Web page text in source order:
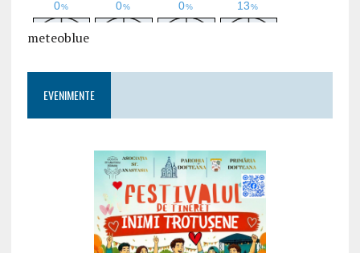
meteoblue
EVENIMENTE